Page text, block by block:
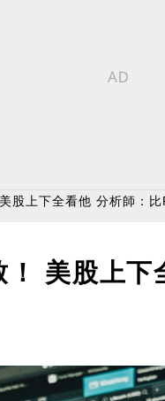
股上下全看他 分析師：
！ 美股上下